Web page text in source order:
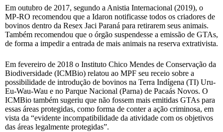
Em outubro de 2017, segundo a Anistia Internacional (2019), o
MP-RO recomendou que a Idaron notificasse todos os criadores de
bovinos dentro da Resex Jaci Paraná para retirarem seus animais.
Também recomendou que o órgão suspendesse a emissão de GTAs,
de forma a impedir a entrada de mais animais na reserva extrativista.
Em fevereiro de 2018 o Instituto Chico Mendes de Conservação da
Biodiversidade (ICMBio) relatou ao MPF seu receio sobre a
possibilidade de introdução de bovinos na Terra Indígena (TI) Uru-
Eu-Wau-Wau e no Parque Nacional (Parna) de Pacaás Novos. O
ICMBio também sugeriu que não fossem mais emitidas GTAs para
essas áreas protegidas, como forma de conter a ação criminosa, em
vista da “evidente incompatibilidade da atividade com os objetivos
das áreas legalmente protegidas”.